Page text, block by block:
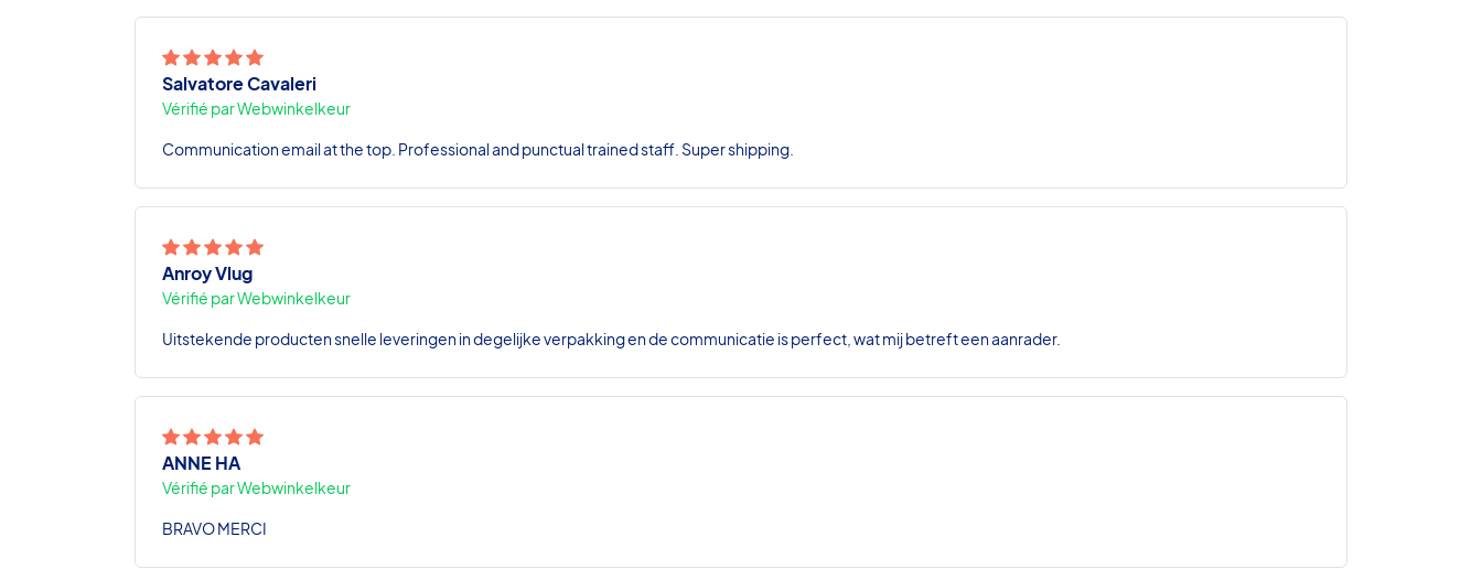
Salvatore Cavaleri
Vérifié par Webwinkelkeur
Communication email at the top. Professional and punctual trained staff. Super shipping.
Anroy Vlug
Vérifié par Webwinkelkeur
Uitstekende producten snelle leveringen in degelijke verpakking en de communicatie is perfect, wat mij betreft een aanrader.
ANNE HA
Vérifié par Webwinkelkeur
BRAVO MERCI